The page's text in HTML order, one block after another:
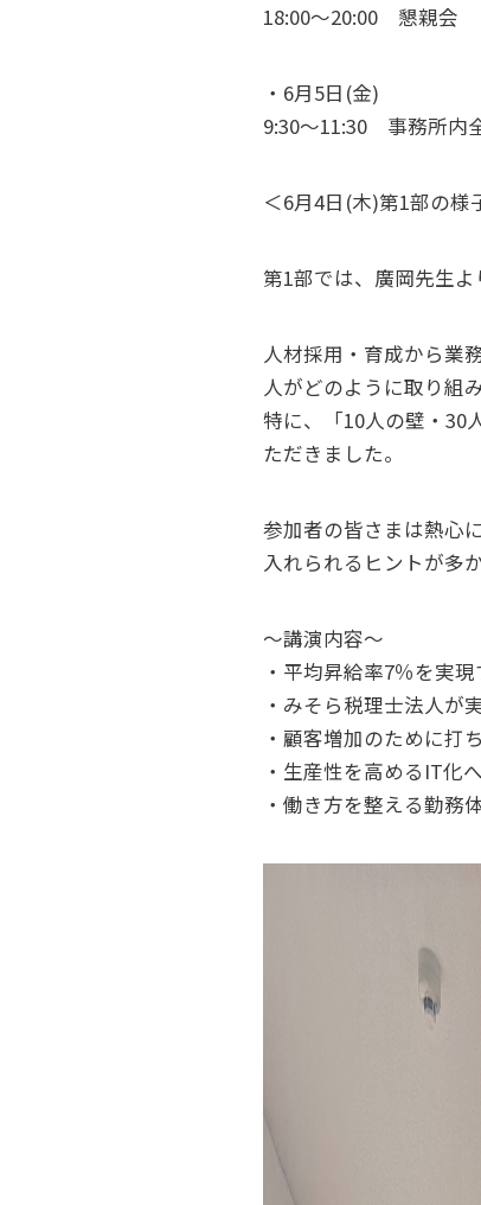
18:00～20:00 懇親会
・6月5日(金)
9:30～11:30 事務所内
＜6月4日(木)第1部の様
第1部では、廣岡先生
人材採用・育成から業
人がどのように取り組
特に、「10人の壁・30
ただきました。
参加者の皆さまは熱心
入れられるヒントが多
～講演内容～
・平均昇給率7％を実
・みそら税理士法人が
・顧客増加のために打
・生産性を高めるIT化
・働き方を整える勤務